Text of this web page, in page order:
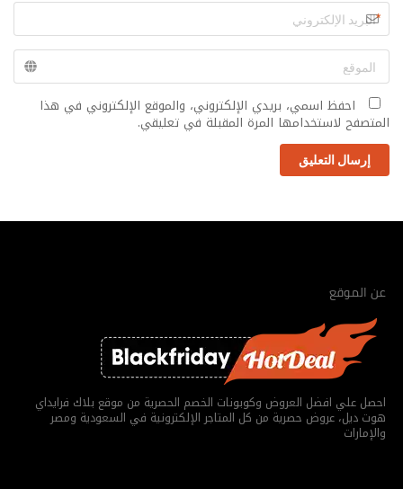
*
احفظ اسمي، بريدي الإلكتروني، والموقع الإلكتروني في هذا
المتصفح لاستخدامها المرة المقبلة في تعليقي.
إرسال التعليق
عن الموقع
احصل علي افضل العروض وكوبونات الخصم الحصرية من موقع بلاك فرايداي
هوت ديل، عروض حصرية من كل المتاجر الإلكترونية في السعودية ومصر
والإمارات